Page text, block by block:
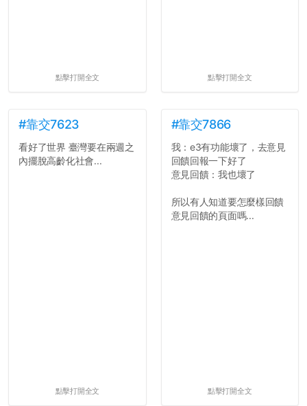
點擊打開全文 點擊打開全文
#靠交7623
看好了世界 臺灣要在兩週之
內擺脫高齡化社會...
點擊打開全文
#靠交7866
我：e3有功能壞了，去意見
回饋回報一下好了
意見回饋：我也壞了
所以有人知道要怎麼樣回饋
意見回饋的頁面嗎...
點擊打開全文